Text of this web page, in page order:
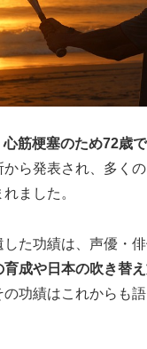
心筋梗塞のため72歳
ら発表され、多く
ました。
した功績は、声優・
育成や日本の吹き替
功績はこれからも